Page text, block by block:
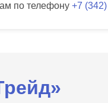
по телефону 7 342